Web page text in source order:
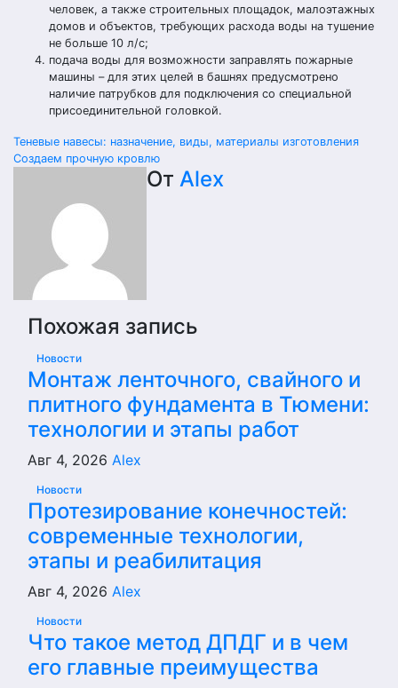
человек, а также строительных площадок, малоэтажных
домов и объектов, требующих расхода воды на тушение
не больше 10 л/с;
подача воды для возможности заправлять пожарные
машины – для этих целей в башнях предусмотрено
наличие патрубков для подключения со специальной
присоединительной головкой.
Навигация
записям
Теневые навесы: назначение, виды, материалы изготовления
Создаем прочную кровлю
От Alex
Похожая запись
Новости
Монтаж ленточного, свайного и
плитного фундамента в Тюмени:
технологии и этапы работ
Авг 4, 2026 Alex
Новости
Протезирование конечностей:
современные технологии,
этапы и реабилитация
Авг 4, 2026 Alex
Новости
Что такое метод ДПДГ и в чем
его главные преимущества